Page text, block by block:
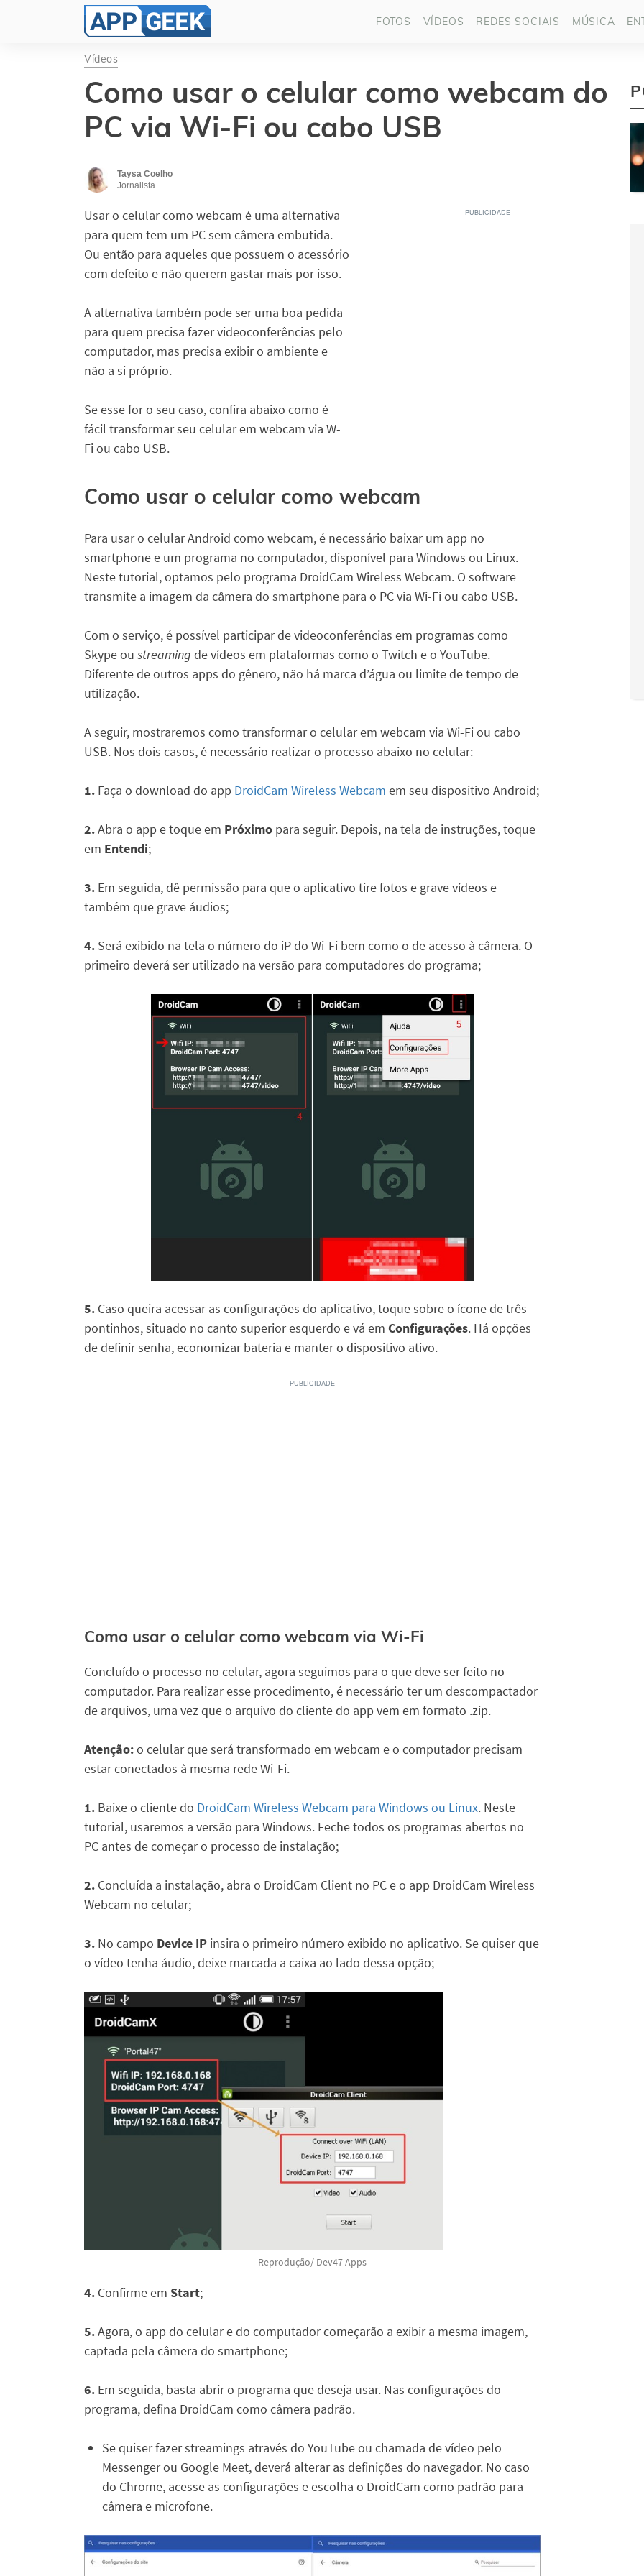
FOTOS VÍDEOS REDES SOCIAIS MÚSICA
Vídeos
Como usar o celular como webcam do
PC via Wi-Fi ou cabo USB
Taysa Coelho
Jornalista
Usar o celular como webcam é uma alternativa
para quem tem um PC sem câmera embutida.
Ou então para aqueles que possuem o acessório
com defeito e não querem gastar mais por isso.
A alternativa também pode ser uma boa pedida
para quem precisa fazer videoconferências pelo
computador, mas precisa exibir o ambiente e
não a si próprio.
Se esse for o seu caso, confira abaixo como é
fácil transformar seu celular em webcam via W-
Fi ou cabo USB.
Como usar o celular como webcam
Para usar o celular Android como webcam, é necessário baixar um app no
smartphone e um programa no computador, disponível para Windows ou Linux.
Neste tutorial, optamos pelo programa DroidCam Wireless Webcam. O software
transmite a imagem da câmera do smartphone para o PC via Wi-Fi ou cabo USB.
Com o serviço, é possível participar de videoconferências em programas como
Skype ou streaming de vídeos em plataformas como o Twitch e o YouTube.
Diferente de outros apps do gênero, não há marca d’água ou limite de tempo de
utilização.
A seguir, mostraremos como transformar o celular em webcam via Wi-Fi ou cabo
USB. Nos dois casos, é necessário realizar o processo abaixo no celular:
1. Faça o download do app DroidCam Wireless Webcam em seu dispositivo Android;
2.Abra o app e toque em Próximo para seguir. Depois, na tela de instruções, toque
em Entendi;
3. Em seguida, dê permissão para que o aplicativo tire fotos e grave vídeos e
também que grave áudios;
4. Será exibido na tela o número do iP do Wi-Fi bem como o de acesso à câmera. O
primeiro deverá ser utilizado na versão para computadores do programa;
5. Caso queira acessar as configurações do aplicativo, toque sobre o ícone de três
pontinhos, situado no canto superior esquerdo e vá em Configurações. Há opções
de definir senha, economizar bateria e manter o dispositivo ativo.
Como usar o celular como webcam via Wi-Fi
Concluído o processo no celular, agora seguimos para o que deve ser feito no
computador. Para realizar esse procedimento, é necessário ter um descompactador
de arquivos, uma vez que o arquivo do cliente do app vem em formato .zip.
Atenção:o celular que será transformado em webcam e o computador precisam
estar conectados à mesma rede Wi-Fi.
1. Baixe o cliente do DroidCam Wireless Webcam para Windows ou Linux. Neste
tutorial, usaremos a versão para Windows. Feche todos os programas abertos no
PC antes de começar o processo de instalação;
2. Concluída a instalação, abra o DroidCam Client no PC e o app DroidCam Wireless
Webcam no celular;
3. No campo Device IP insira o primeiro número exibido no aplicativo. Se quiser que
o vídeo tenha áudio, deixe marcada a caixa ao lado dessa opção;
Reprodução/ Dev47 Apps
4. Confirme em Start;
5.Agora, o app do celular e do computador começarão a exibir a mesma imagem,
captada pela câmera do smartphone;
6. Em seguida, basta abrir o programa que deseja usar. Nas configurações do
programa, defina DroidCam como câmera padrão.
Se quiser fazer streamings através do YouTube ou chamada de vídeo pelo
Messenger ou Google Meet, deverá alterar as definições do navegador. No caso
do Chrome, acesse as configurações e escolha o DroidCam como padrão para
câmera e microfone.